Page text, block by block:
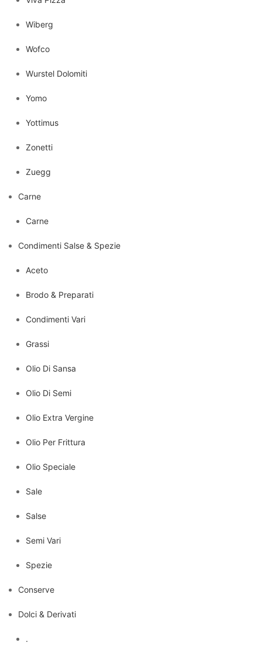
Wiberg
Wofco
Wurstel Dolomiti
Yomo
Yottimus
Zonetti
Zuegg
Carne
Carne
Condimenti Salse & Spezie
Aceto
Brodo & Preparati
Condimenti Vari
Grassi
Olio Di Sansa
Olio Di Semi
Olio Extra Vergine
Olio Per Frittura
Olio Speciale
Sale
Salse
Semi Vari
Spezie
Conserve
Dolci & Derivati
.